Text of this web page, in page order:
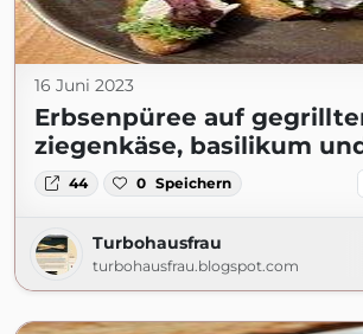
16 Juni 2023
Erbsenpüree auf
ziegenkäse, basilikum
44 0 Speichern
Turbohausfrau
turbohausfrau.blogspot.com